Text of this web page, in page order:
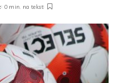
0 min. na tekst